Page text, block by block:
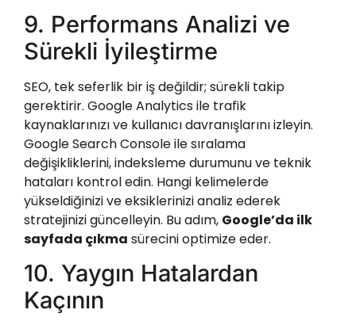
9. Performans Analizi ve
Sürekli İyileştirme
SEO, tek seferlik bir iş değildir; sürekli takip
gerektirir. Google Analytics ile trafik
kaynaklarınızı ve kullanıcı davranışlarını izleyin.
Google Search Console ile sıralama
değişikliklerini, indeksleme durumunu ve teknik
hataları kontrol edin. Hangi kelimelerde
yükseldiğinizi ve eksiklerinizi analiz ederek
stratejinizi güncelleyin. Bu adım, Google’da ilk
sayfada çıkma sürecini optimize eder.
10. Yaygın Hatalardan
Kaçının